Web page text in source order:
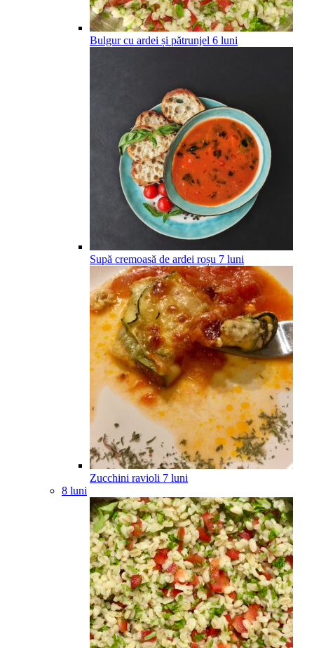
Bulgur cu ardei și pătrunjel 6 luni
Supă cremoasă de ardei roșu 7 luni
Zucchini ravioli 7 luni
8 luni